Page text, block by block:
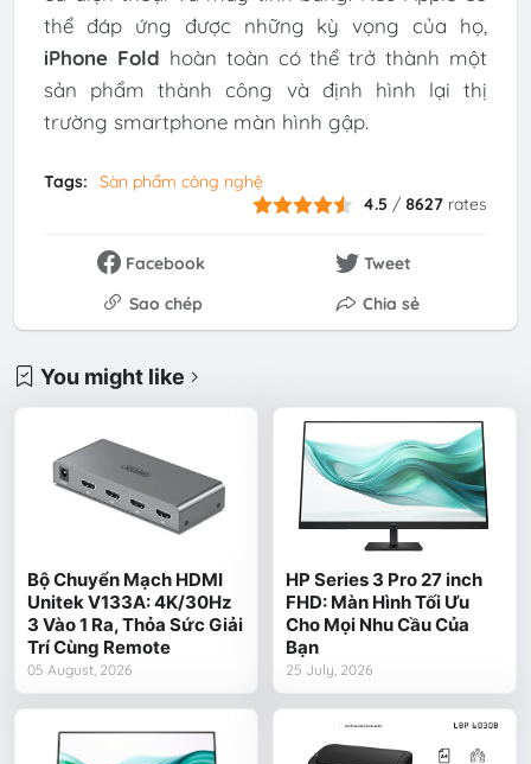
thể đáp ứng được những kỳ vọng của họ,
iPhone Fold hoàn toàn có thể trở thành một
sản phẩm thành công và định hình lại thị
trường smartphone màn hình gập.
Tags:
Sàn phẩm công nghệ
4.5 / 8627 rates
Facebook
Tweet
Sao chép
Chia sẻ
You might like
Bộ Chuyển Mạch HDMI
Unitek V133A: 4K/30Hz
3 Vào 1 Ra, Thỏa Sức Giải
Trí Cùng Remote
05 August, 2026
HP Series 3 Pro 27 inch
FHD: Màn Hình Tối Ưu
Cho Mọi Nhu Cầu Của
Bạn
25 July, 2026